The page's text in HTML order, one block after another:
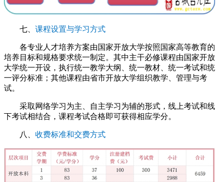
七、 课程设置与学习方式
各专业人才培养方案由国家开放大学按照国家高等教育的
培养目标和规格要求统一制定。其中主干必修课程由国家开放
大学统一开设，执行统一教学大纲、统一教材、统一考试和统
一评分标准；其他课程由省市开放大学组织教学、管理与考
试。
采取网络学习为主、自主学习为辅的形式，线上考试和线
下考试相结合，课程考试合格即可获得相应学分。
八、 收费标准和交费方式